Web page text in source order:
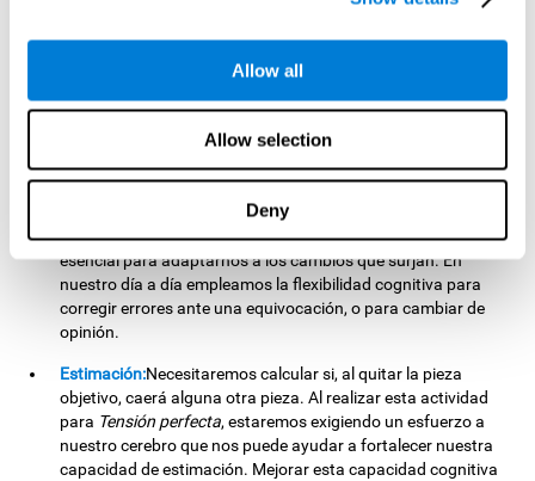
Allow all
Allow selection
Deny
, es posible mejorar su estado. Una mejor atención
atentos a todas las exigencias de la conducción.
Flexibilidad cognitiva:Si no conseguimos resolver el problema
con una secuencia determinada, tendremos que ser
mentalmente flexibles y corregir nuestros errores en el
siguiente intento. Al practicarTensión perfecta, pueden verse
favorecidas las redes neuronales implicadas en la flexibilidad
cognitiva. Tener en buen estado esta capacidad cognitiva es
esencial para adaptarnos a los cambios que surjan. En
nuestro día a día empleamos la flexibilidad cognitiva para
corregir errores ante una equivocación, o para cambiar de
opinión.
Estimación:Necesitaremos calcular si, al quitar la pieza
objetivo, caerá alguna otra pieza. Al realizar esta actividad
para Tensión perfecta, estaremos exigiendo un esfuerzo a
nuestro cerebro que nos puede ayudar a fortalecer nuestra
capacidad de estimación. Mejorar esta capacidad cognitiva